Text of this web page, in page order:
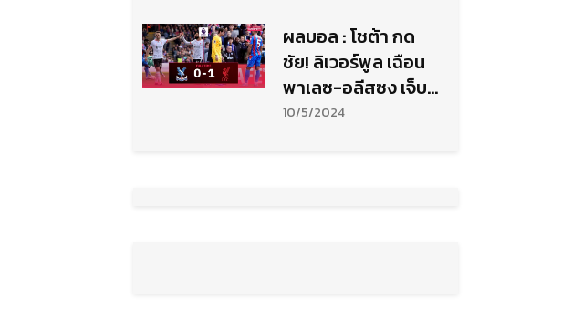
ผลบอล : โชต้า กด
ชัย! ลิเวอร์พูล เฉือน
พาเลซ-อลีสซง เจ็บ
สังเวย
10/5/2024